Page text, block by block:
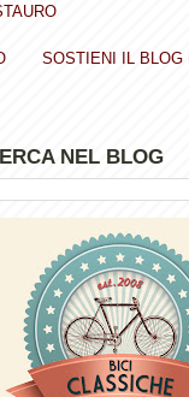
SOSTIENI IL BLOG
NEL BLOG